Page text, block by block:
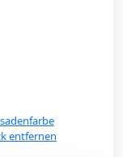
entfernen